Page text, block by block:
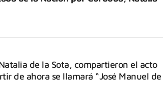
de la Sota, compartieron el acto
de ahora se llamará “José Manuel de